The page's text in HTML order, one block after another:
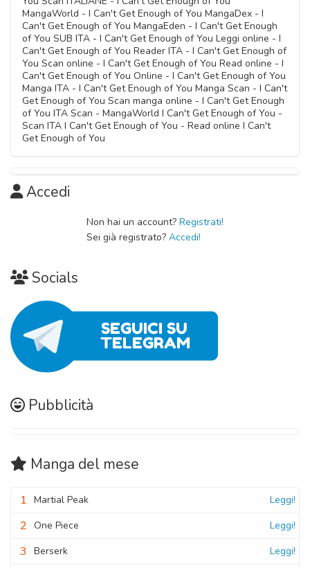
MangaWorld - I Can't Get Enough of You MangaDex - I
Can't Get Enough of You MangaEden - I Can't Get Enough
of You SUB ITA - I Can't Get Enough of You Leggi online - I
Can't Get Enough of You Reader ITA - I Can't Get Enough of
You Scan online - I Can't Get Enough of You Read online - I
Can't Get Enough of You Online - I Can't Get Enough of You
Manga ITA - I Can't Get Enough of You Manga Scan - I Can't
Get Enough of You Scan manga online - I Can't Get Enough
of You ITA Scan - MangaWorld I Can't Get Enough of You -
Scan ITA I Can't Get Enough of You - Read online I Can't
Get Enough of You
Accedi
Non hai un account? Registrati!
Sei già registrato? Accedi!
Socials
Pubblicità
Manga del mese
1 Martial Peak Leggi!
2 One Piece Leggi!
3 Berserk Leggi!